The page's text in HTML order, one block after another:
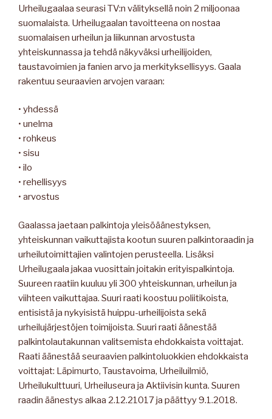
Urheilugaalaa seurasi TV:n välityksellä noin 2 miljoonaa
suomalaista. Urheilugaalan tavoitteena on nostaa
suomalaisen urheilun ja liikunnan arvostusta
yhteiskunnassa ja tehdä näkyväksi urheilijoiden,
taustavoimien ja fanien arvo ja merkityksellisyys. Gaala
rakentuu seuraavien arvojen varaan:
• yhdessä
• unelma
• rohkeus
• sisu
• ilo
• rehellisyys
• arvostus
Gaalassa jaetaan palkintoja yleisöäänestyksen,
yhteiskunnan vaikuttajista kootun suuren palkintoraadin ja
urheilutoimittajien valintojen perusteella. Lisäksi
Urheilugaala jakaa vuosittain joitakin erityispalkintoja.
Suureen raatiin kuuluu yli 300 yhteiskunnan, urheilun ja
viihteen vaikuttajaa. Suuri raati koostuu poliitikoista,
entisistä ja nykyisistä huippu-urheilijoista sekä
urheilujärjestöjen toimijoista. Suuri raati äänestää
palkintolautakunnan valitsemista ehdokkaista voittajat.
Raati äänestää seuraavien palkintoluokkien ehdokkaista
voittajat: Läpimurto, Taustavoima, Urheiluilmiö,
Urheilukulttuuri, Urheiluseura ja Aktiivisin kunta. Suuren
raadin äänestys alkaa 2.12.21017 ja päättyy 9.1.2018.